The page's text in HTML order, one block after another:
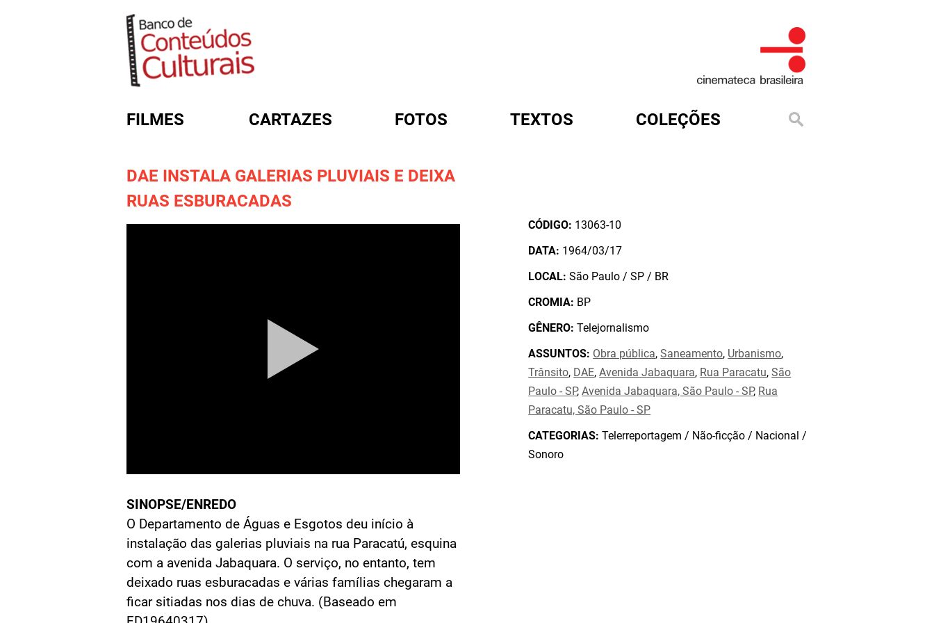
FILMES CARTAZES FOTOS TEXTOS COLEÇÕES
DAE INSTALA GALERIAS PLUVIAIS E DEIXA
RUAS ESBURACADAS
SINOPSE/ENREDO
O Departamento de Águas e Esgotos deu início à
instalação das galerias pluviais na rua Paracatú, esquina
com a avenida Jabaquara. O serviço, no entanto, tem
deixado ruas esburacadas e várias famílias chegaram a
ficar sitiadas nos dias de chuva. (Baseado em
CÓDIGO: 13063-10
DATA: 1964/03/17
LOCAL: São Paulo / SP / BR
CROMIA: BP
GÊNERO: Telejornalismo
ASSUNTOS: Obra pública,Saneamento, Urbanismo,
Trânsito, DAE,Avenida Jabaquara, Rua Paracatu,São
Paulo - SP,Avenida Jabaquara, São Paulo - SP, Rua
Paracatu, São Paulo - SP
CATEGORIAS: Telerreportagem / Não-ficção / Nacional /
Sonoro